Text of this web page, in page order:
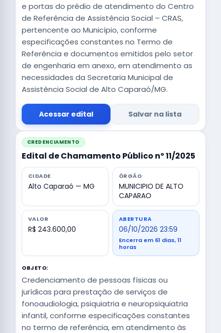
e portas do prédio de atendimento do Centro
de Referência de Assistência Social – CRAS,
pertencente ao Município, conforme
especificações constantes no Termo de
Referência e documentos emitidos pelo setor
de engenharia em anexo, em atendimento as
necessidades da Secretaria Municipal de
Assistência Social de Alto Caparaó/MG.
Acessar edital Salvar na lista
CREDENCIAMENTO
Edital de Chamamento Público nº 11/2025
CIDADE
Alto Caparaó — MG
ÓRGÃO
MUNICIPIO DE ALTO
CAPARAO
VALOR
R$ 243.600,00
ABERTURA
06/10/2026 23:59
Encerra em 61 dias, 11
horas
OBJETO:
Credenciamento de pessoas físicas ou
jurídicas para prestação de serviços de
fonoaudiologia, psiquiatria e neuropsiquiatria
infantil, conforme especificações constantes
no termo de referência, em atendimento às